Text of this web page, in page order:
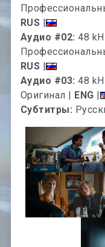
RUS |
Аудио #02:48
RUS |
Аудио #03:48
Оригинал | ENG |
Субтитры: